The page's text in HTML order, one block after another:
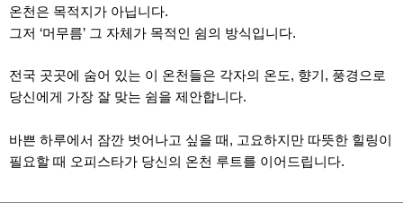
온천은 목적지가 아닙니다.
그저 ‘머무름’ 그 자체가 목적인 쉼의 방식입니다.
전국 곳곳에 숨어 있는 이 온천들은 각자의 온도, 향기, 풍경으로
당신에게 가장 잘 맞는 쉼을 제안합니다.
바쁜 하루에서 잠깐 벗어나고 싶을 때, 고요하지만 따뜻한 힐링이
필요할 때 오피스타가 당신의 온천 루트를 이어드립니다.